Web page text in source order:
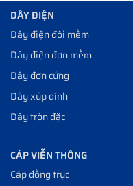
DÂY ĐIỆN
Dây điện đôi mềm
Dây điện đơn mềm
Dây đơn cứng
Dây xúp dính
Dây tròn đặc
CÁP VIỄN THÔNG
Cáp đồng trục